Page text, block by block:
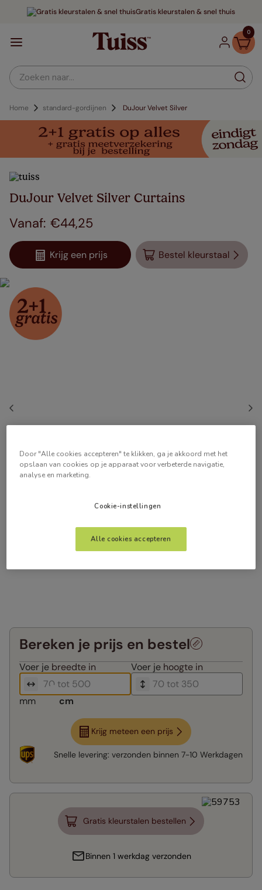
Gratis kleurstalen & snel thuis
0
Zoeken naar...
Home standard-gordijnen DuJour Velvet Silver
DuJour Velvet Silver Curtains
€44,25
Krijg een prijs Bestel kleurstaal
Bereken je prijs en bestel
Voer je breedte in Voer je hoogte in
mm cm
Krijg meteen een prijs
Snelle levering: verzonden binnen 7-10 Werkdagen
Gratis kleurstalen bestellen
Binnen 1 werkdag verzonden
Door "Alle cookies accepteren" te klikken, ga je akkoord met het
opslaan van cookies op je apparaat voor verbeterde navigatie,
analyse en marketing.
Cookie-instellingen
Alle cookies accepteren